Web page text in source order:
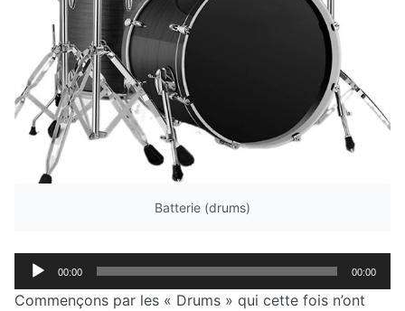
Batterie (drums)
Lecteur
audio
00:00 00:00
Commençons par les « Drums » qui cette fois n’ont